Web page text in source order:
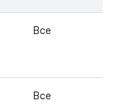
Все
Все